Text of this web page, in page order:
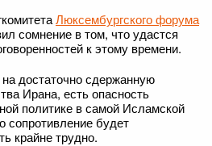
Люксембургского форума
сомнение в том, что удастся
к этому времени.
достаточно сдержанную
Ирана, есть опасность
политике в самой Исламской
сопротивление будет
крайне трудно.